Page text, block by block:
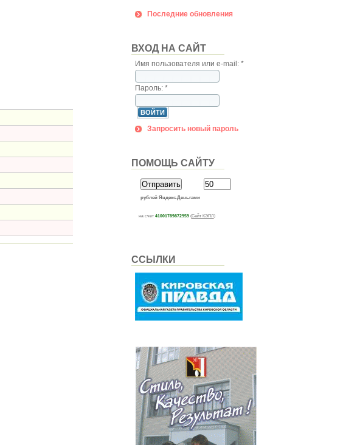
Последние обновления
ВХОД НА САЙТ
Имя пользователя или e-mail: *
Пароль: *
Запросить новый пароль
ПОМОЩЬ САЙТУ
рублей Яндекс.Деньгами
на счет 41001789872959(Сайт КЭПЛ)
ССЫЛКИ